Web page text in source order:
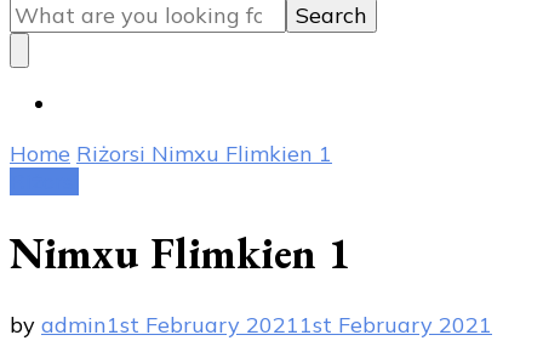
for
Something?
Home Riżorsi Nimxu Flimkien 1
Nimxu Flimkien 1
by admin1st February 20211st February 2021